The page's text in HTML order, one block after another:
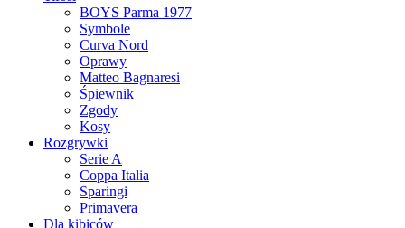
BOYS Parma 1977
Symbole
Curva Nord
Oprawy
Matteo Bagnaresi
Śpiewnik
Zgody
Kosy
Rozgrywki
Serie A
Coppa Italia
Sparingi
Primavera
Dla kibiców